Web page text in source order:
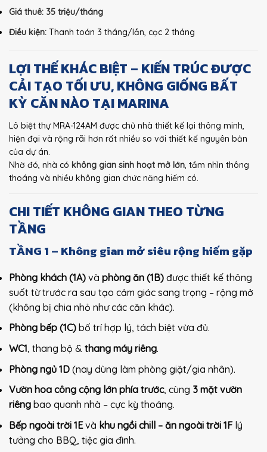
Giá thuê: 35 triệu/tháng
Điều kiện: Thanh toán 3 tháng/lần, cọc 2 tháng
LỢI THẾ KHÁC BIỆT – KIẾN TRÚC ĐƯỢC
CẢI TẠO TỐI ƯU, KHÔNG GIỐNG BẤT
KỲ CĂN NÀO TẠI MARINA
Lô biệt thự MRA-124AM được chủ nhà thiết kế lại thông minh,
hiện đại và rộng rãi hơn rất nhiều so với thiết kế nguyên bản
của dự án.
Nhờ đó, nhà có không gian sinh hoạt mở lớn, tầm nhìn thông
thoáng và nhiều không gian chức năng hiếm có.
CHI TIẾT KHÔNG GIAN THEO TỪNG
TẦNG
TẦNG 1 – Không gian mở siêu rộng hiếm gặp
Phòng khách (1A) và phòng ăn (1B) được thiết kế thông
suốt từ trước ra sau tạo cảm giác sang trọng – rộng mở
(không bị chia nhỏ như các căn khác).
Phòng bếp (1C) bố trí hợp lý, tách biệt vừa đủ.
WC1, thang bộ & thang máy riêng.
Phòng ngủ 1D (nay dùng làm phòng giặt/gia nhân).
Vườn hoa công cộng lớn phía trước, cùng 3 mặt vườn
riêng bao quanh nhà – cực kỳ thoáng.
Bếp ngoài trời 1Evà khu ngồi chill – ăn ngoài trời 1Flý
tưởng cho BBQ, tiệc gia đình.